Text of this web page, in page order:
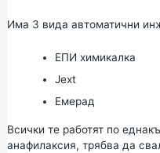
Има 3 вида автоматични
ЕПИ химикалка
Jext
Емерад
Всички те работят по
анафилаксия, трябва да